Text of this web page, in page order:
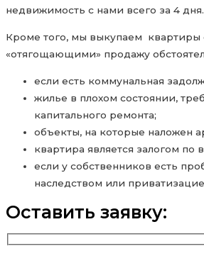
недвижимость с нами всего за 4 дня.
Кроме того, мы выкупаем квартиры
«отягощающими» продажу
если есть коммунальная
жилье в плохом состоянии,
капитального ремонта;
объекты, на которые наложен
квартира является залогом по
если у собственников есть
наследством или
Оставить заявку: